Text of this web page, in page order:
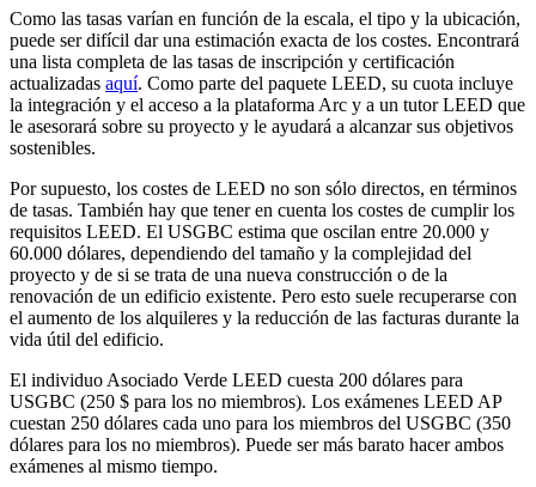
Como las tasas varían en función de la escala, el tipo y la ubicación,
puede ser difícil dar una estimación exacta de los costes. Encontrará
una lista completa de las tasas de inscripción y certificación
actualizadas aquí. Como parte del paquete LEED, su cuota incluye
la integración y el acceso a la plataforma Arc y a un tutor LEED que
le asesorará sobre su proyecto y le ayudará a alcanzar sus objetivos
sostenibles.
Por supuesto, los costes de LEED no son sólo directos, en términos
de tasas. También hay que tener en cuenta los costes de cumplir los
requisitos LEED. El USGBC estima que oscilan entre 20.000 y
60.000 dólares, dependiendo del tamaño y la complejidad del
proyecto y de si se trata de una nueva construcción o de la
renovación de un edificio existente. Pero esto suele recuperarse con
el aumento de los alquileres y la reducción de las facturas durante la
vida útil del edificio.
El individuo Asociado Verde LEED cuesta 200 dólares para
USGBC (250 $ para los no miembros). Los exámenes LEED AP
cuestan 250 dólares cada uno para los miembros del USGBC (350
dólares para los no miembros). Puede ser más barato hacer ambos
exámenes al mismo tiempo.